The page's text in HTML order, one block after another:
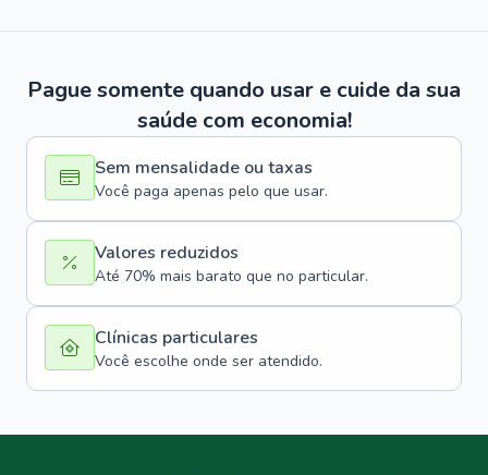
Pague somente quando usar e cuide da sua
saúde com economia!
Sem mensalidade ou taxas
Você paga apenas pelo que usar.
Valores reduzidos
Até 70% mais barato que no particular.
Clínicas particulares
Você escolhe onde ser atendido.